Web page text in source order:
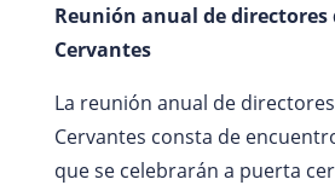
Reunión anual de
Cervantes
La reunión anual de
Cervantes consta de
que se celebrarán a puerta